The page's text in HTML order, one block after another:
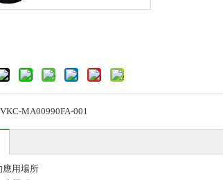
MA00990FA-001
應用場所